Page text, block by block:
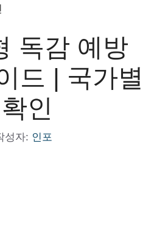
독감 예방
드 | 국가별
인
성자: 인포